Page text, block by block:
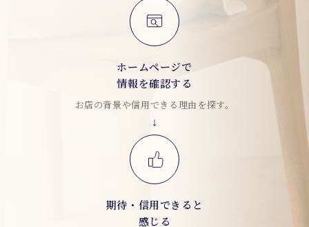
ホームページで
情報を確認する
お店の背景や信用できる理由を探す。
期待・信用できると
感じる